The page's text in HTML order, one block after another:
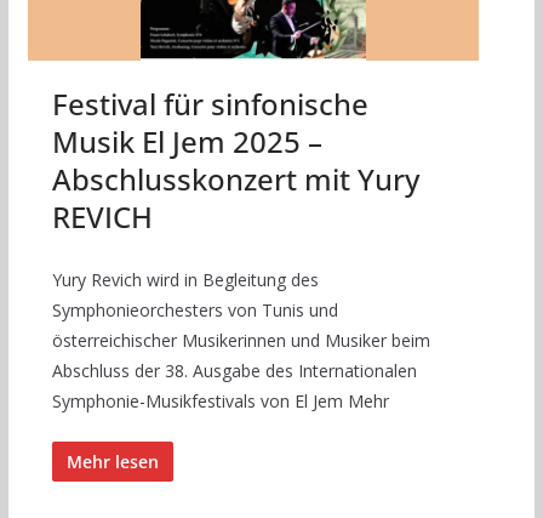
Festival für sinfonische
Musik El Jem 2025 –
Abschlusskonzert mit Yury
REVICH
Yury Revich wird in Begleitung des
Symphonieorchesters von Tunis und
österreichischer Musikerinnen und Musiker beim
Abschluss der 38. Ausgabe des Internationalen
Symphonie-Musikfestivals von El Jem Mehr
Mehr lesen